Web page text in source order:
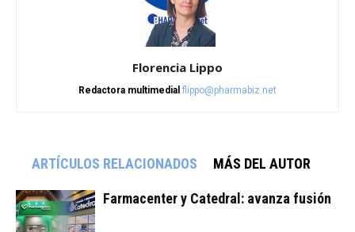
Florencia Lippo
Redactora multimedial flippo@pharmabiz.net
ARTÍCULOS RELACIONADOS MÁS DEL AUTOR
Farmacenter y Catedral: avanza fusión